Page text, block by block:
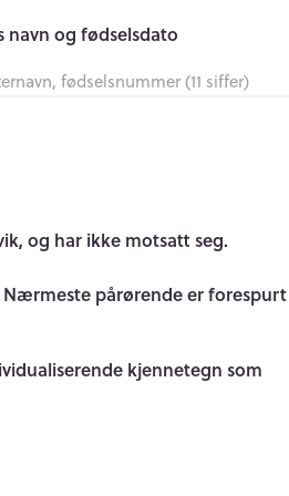
navn og fødselsdato
og har ikke motsatt seg.
Nærmeste pårørende er forespurt
kjennetegn som